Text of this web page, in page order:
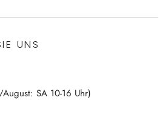
UNS
SA 10-16 Uhr)